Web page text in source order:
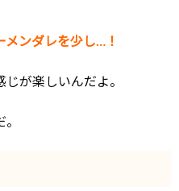
ンダレを少し…！
が楽しいんだよ。